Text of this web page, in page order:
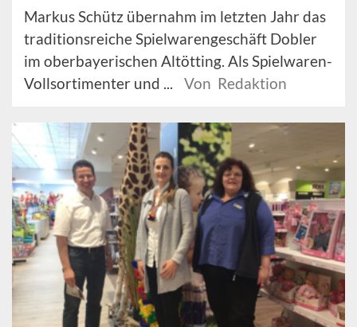
Markus Schütz übernahm im letzten Jahr das
traditionsreiche Spielwarengeschäft Dobler
im oberbayerischen Altötting. Als Spielwaren-
Vollsortimenter und ...
Von Redaktion